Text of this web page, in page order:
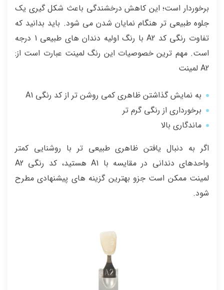
برخوردار است؛ این کاهش درخشندگی باعث شکل گیری یک
جلوه طبیعی تر هنگام نمایان شدن می شود. باید بدانید که
تفاوت رنگی کد A2 با رنگ اولیه دندان های طبیعی 1 درجه
است. مهم ترین خصوصیات این رنگ لمینت عبارت است از:
A2 لمینت
به نمایش گذاشتن ظاهری کمی روشن تر از کد رنگی A1
برخورداری از رنگی گرم تر
ماندگاری بالا
اگر به دنبال یافتن ظاهری طبیعی تر با روشنایی کمتر
واحدهای دندانی در مقایسه با A1 هستید، کد رنگی A2
لمینت ممکن است جزو بهترین گزینه های پیشنهادی مطرح
شود.